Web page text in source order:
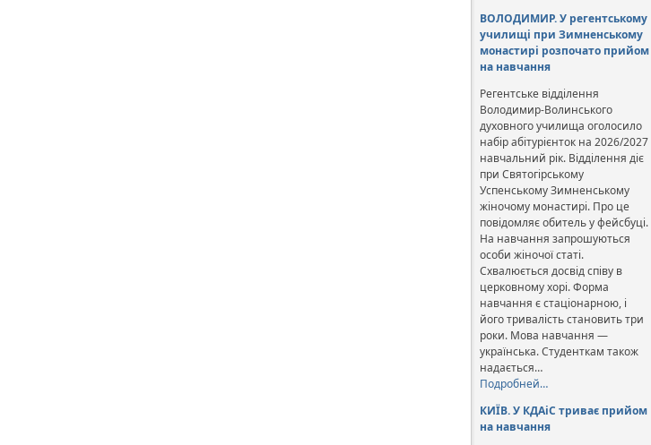
ВОЛОДИМИР. У регентському
училищі при Зимненському
монастирі розпочато прийом
на навчання
Регентське відділення
Володимир-Волинського
духовного училища оголосило
набір абітурієнток на 2026/2027
навчальний рік. Відділення діє
при Святогірському
Успенському Зимненському
жіночому монастирі. Про це
повідомляє обитель у фейсбуці.
На навчання запрошуються
особи жіночої статі.
Схвалюється досвід співу в
церковному хорі. Форма
навчання є стаціонарною, і
його тривалість становить три
роки. Мова навчання —
українська. Студенткам також
надається…
Подробней…
КИЇВ. У КДАіС триває прийом
на навчання